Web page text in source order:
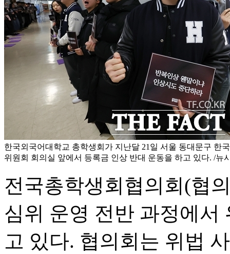
한국외국어대학교 총학생회가 지난달 21일 서울 동대문구 한
위원회 회의실 앞에서 등록금 인상 반대 운동을 하고 있다. /뉴
전국총학생회협의회(협
심위 운영 전반 과정에서
고 있다. 협의회는 위법